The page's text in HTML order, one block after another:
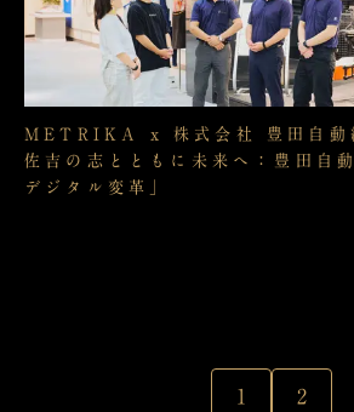
METRIKA x 株式会社 豊田自動
佐吉の志とともに未来へ：豊田自
デジタル変革」
1 2